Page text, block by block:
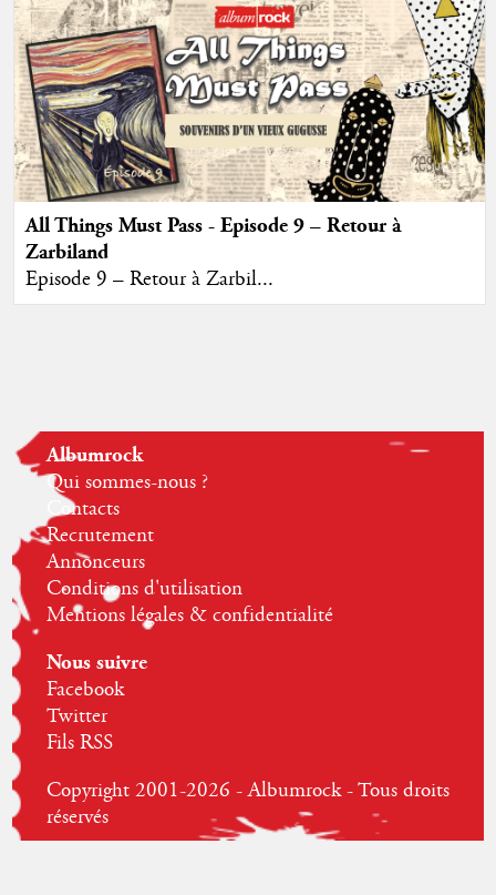
All Things Must Pass - Episode 9 – Retour à
Zarbiland
Episode 9 – Retour à Zarbil...
Albumrock
Qui sommes-nous ?
Contacts
Recrutement
Annonceurs
Conditions d'utilisation
Mentions légales & confidentialité
Nous suivre
Facebook
Twitter
Fils RSS
Copyright 2001-2026 - Albumrock - Tous droits
réservés